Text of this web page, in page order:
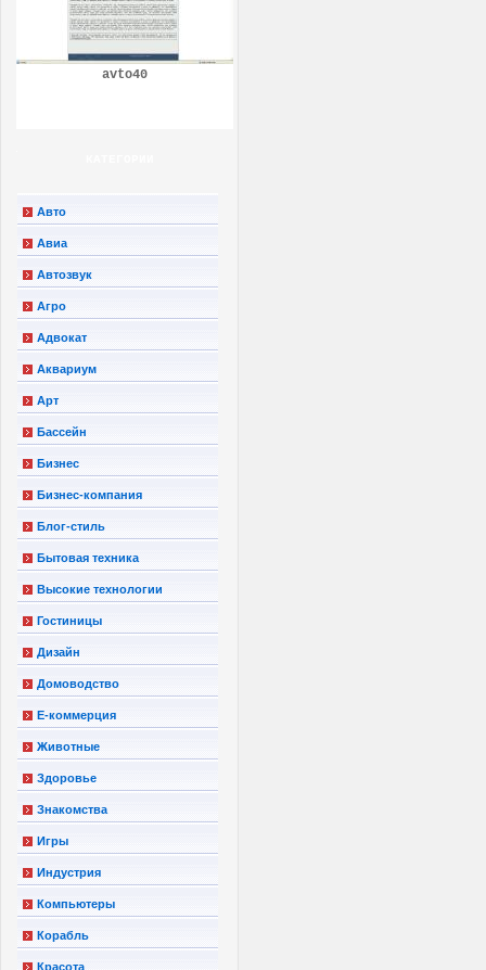
avto40
Авто
Авиа
Автозвук
Агро
Адвокат
Аквариум
Арт
Бассейн
Бизнес
Бизнес-компания
Блог-стиль
Бытовая техника
Высокие технологии
Гостиницы
Дизайн
Домоводство
Е-коммерция
Животные
Здоровье
Знакомства
Игры
Индустрия
Компьютеры
Корабль
Красота